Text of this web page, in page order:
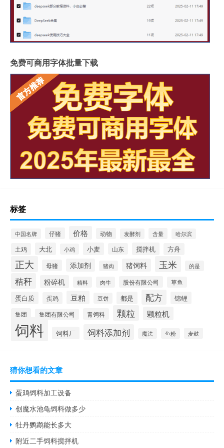
免费可商用字体批量下载
标签
中国名牌 仔猪 价格 动物 发酵剂 含量 哈尔滨
土鸡 大北 小鸡 小麦 山东 搅拌机 方舟
正大 母猪 添加剂 猪肉 猪饲料 玉米 的是
秸秆 粉碎机 精料 肉牛 股份有限公司 草鱼
蛋白质 蛋鸡 豆粕 豆饼 都是 配方 锦鲤
集团 集团有限公司 青饲料 颗粒 颗粒机
饲料 饲料厂 饲料添加剂 魔法 鱼粉 麦麸
猜你想看的文章
蛋鸡饲料加工设备
创魔水池龟饲料做多少
牡丹鹦鹉能长多大
附近二手饲料搅拌机